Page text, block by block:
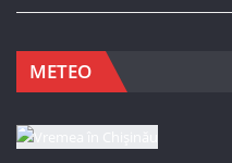
METEO